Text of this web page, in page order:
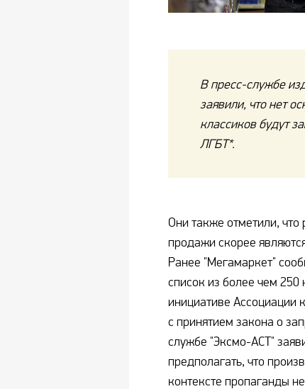
В пресс-службе
заявили, что нет
классиков будут
ЛГБТ*.
Они также отметили, что
продажи скорее
Ранее "Мегамаркет"
список из более чем
инициативе Ассоциации
с принятием закона о
службе "Эксмо-АСТ"
предполагать, что
контексте пропаганды